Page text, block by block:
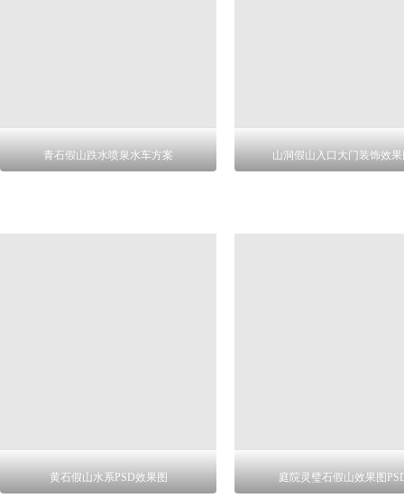
青石假山跌水喷泉水车方案 山洞假山入口大门装饰效
黄石假山水系PSD效果图 庭院灵璧石假山效果图